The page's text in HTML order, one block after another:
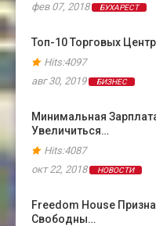
фев 07, 2018
БУХАРЕСТ
Топ-10 Торговых
Hits:4097
авг 30, 2019
БИЗНЕС
Минимальная
Увеличиться…
Hits:4087
окт 22, 2018
НОВОСТИ
Freedom House
Свободны…